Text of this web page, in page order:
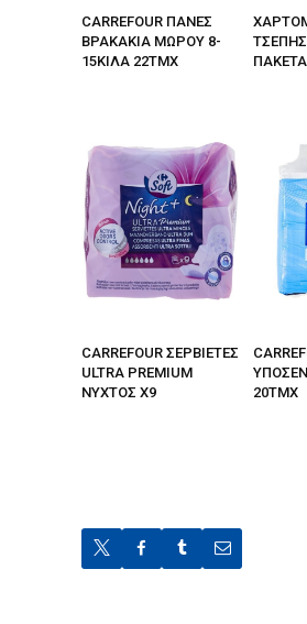
CARREFOUR ΠΑΝΕΣ
ΒΡΑΚΑΚΙΑ ΜΩΡΟΥ 8-
15ΚΙΛΑ 22ΤΜΧ
ΠΑΚΕΤΑ
CARREFOUR ΣΕΡΒΙΕΤΕΣ
ULTRA PREMIUM
NYXTOΣ X9
20ΤΜΧ